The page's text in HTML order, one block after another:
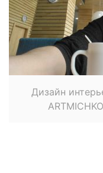
Дизайн